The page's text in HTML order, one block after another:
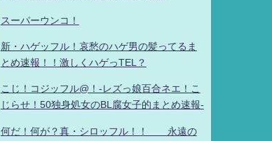
スーパーウンコ！
新・ハゲッフル！哀愁のハゲ男の髪ってるま
とめ速報！！激しくハゲっTEL？
こじ！コジッフル@！-レズっ娘百合ネエ！こ
じらせ！50独身処女のBL腐女子的まとめ速報-
何だ！何が？真・シロッフル！！ 永遠の